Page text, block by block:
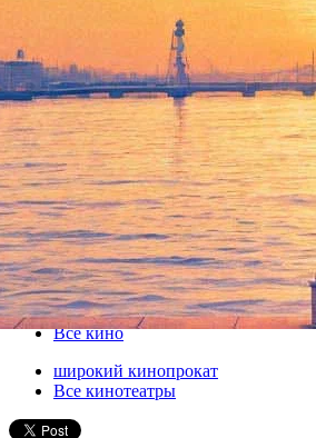
Голодные игры
противостоянием
20 ноября 2014, четверг-03 декабря
Версия для печати
Все кино
широкий кинопрокат
Все кинотеатры